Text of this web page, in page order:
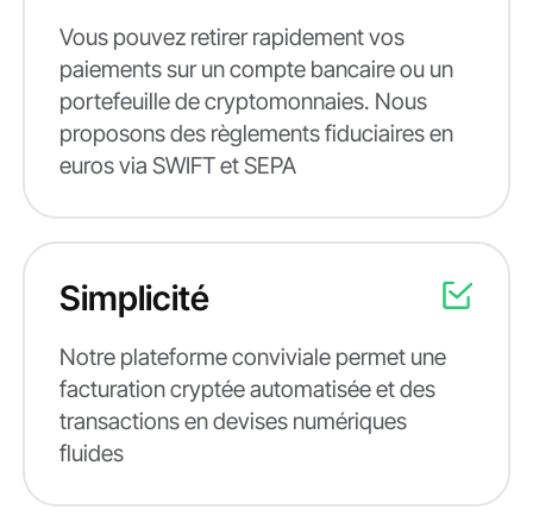
Vous pouvez retirer rapidement vos
paiements sur un compte bancaire ou un
portefeuille de cryptomonnaies. Nous
proposons des règlements fiduciaires en
euros via SWIFT et SEPA
Simplicité
Notre plateforme conviviale permet une
facturation cryptée automatisée et des
transactions en devises numériques
fluides